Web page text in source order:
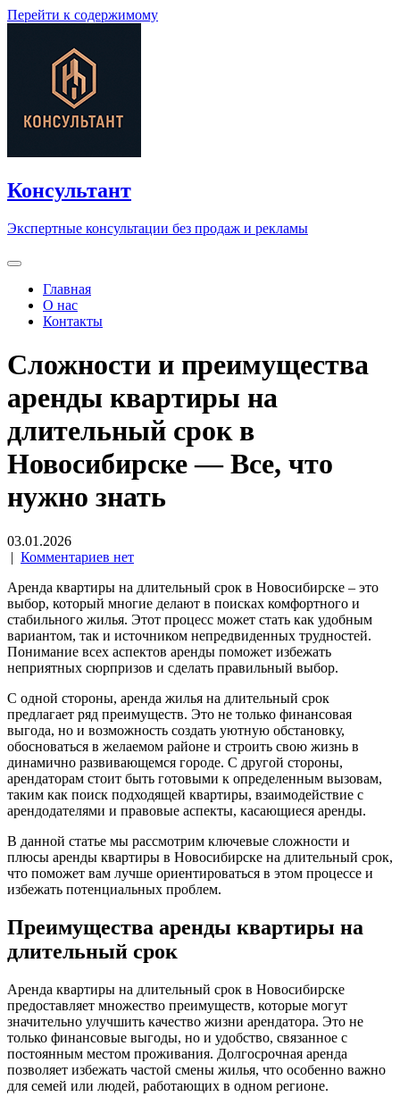
Перейти к содержимому
Консультант
Экспертные консультации без продаж и рекламы
Главная
О нас
Контакты
Сложности и преимущества
аренды квартиры на
длительный срок в
Новосибирске — Все, что
нужно знать
03.01.2026
| Комментариев нет
Аренда квартиры на длительный срок в Новосибирске – это
выбор, который многие делают в поисках комфортного и
стабильного жилья. Этот процесс может стать как удобным
вариантом, так и источником непредвиденных трудностей.
Понимание всех аспектов аренды поможет избежать
неприятных сюрпризов и сделать правильный выбор.
С одной стороны, аренда жилья на длительный срок
предлагает ряд преимуществ. Это не только финансовая
выгода, но и возможность создать уютную обстановку,
обосноваться в желаемом районе и строить свою жизнь в
динамично развивающемся городе. С другой стороны,
арендаторам стоит быть готовыми к определенным вызовам,
таким как поиск подходящей квартиры, взаимодействие с
арендодателями и правовые аспекты, касающиеся аренды.
В данной статье мы рассмотрим ключевые сложности и
плюсы аренды квартиры в Новосибирске на длительный срок,
что поможет вам лучше ориентироваться в этом процессе и
избежать потенциальных проблем.
Преимущества аренды квартиры на
длительный срок
Аренда квартиры на длительный срок в Новосибирске
предоставляет множество преимуществ, которые могут
значительно улучшить качество жизни арендатора. Это не
только финансовые выгоды, но и удобство, связанное с
постоянным местом проживания. Долгосрочная аренда
позволяет избежать частой смены жилья, что особенно важно
для семей или людей, работающих в одном регионе.